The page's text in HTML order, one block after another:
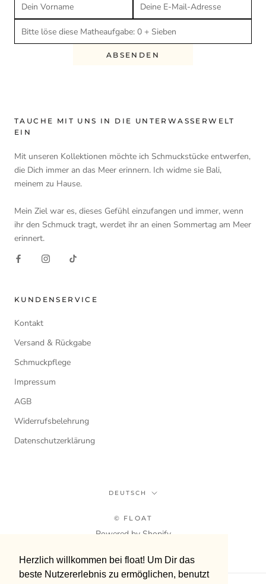
Herzlich willkommen bei float! Um Dir das
beste Nutzererlebnis zu ermöglichen, benutzt
Herzlich willkommen bei float! Um Dir das
beste Nutzererlebnis zu ermöglichen, benutzt
ABSENDEN
TAUCHE MIT UNS IN DIE UNTERWASSERWELT
EIN
Mit unseren Kollektionen möchte ich Schmuckstücke entwerfen,
die Dich immer an das Meer erinnern. Ich widme sie Bali,
meinem zu Hause.
Mein Ziel war es, dieses Gefühl einzufangen und immer, wenn
ihr den Schmuck tragt, werdet ihr an einen Sommertag am Meer
erinnert.
KUNDENSERVICE
Kontakt
Versand & Rückgabe
Schmuckpflege
Impressum
AGB
Widerrufsbelehrung
Datenschutzerklärung
Sprache
DEUTSCH
© FLOAT
Powered by Shopify